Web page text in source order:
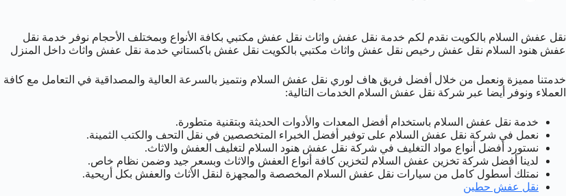
نقل عفش السلام بالكويت نقدم لكم خدمة نقل عفش واثاث نقل عفش مكتبي بكافة الأنواع وبمختلف الأحجام نوفر خدمة نقل
عفش هنود السلام نقل عفش رخيص نقل عفش واثاث مكتبي بالكويت نقل عفش باكستاني خدمة نقل عفش واثاث داخل المنزل
خدمتنا مميزة ونعمل من خلال أفضل فريق هاف لوري نقل عفش السلام ونتميز بالسرعة العالية والمصداقية في التعامل مع كافة
العملاء ونوفر أيضا عبر شركة نقل عفش السلام الخدمات التالية:
خدمة نقل عفش السلام باستخدام أفضل المعدات والأدوات الحديثة وبتقنية متطورة.
نعمل في شركة نقل عفش السلام على توفير أفضل الخبراء المتخصصين في نقل التحف والكتب الثمينة.
نستورد أفضل أنواع مواد التغليف في شركة نقل عفش هنود السلام لتغليف العفش والاثاث.
لدينا أفضل شركة تخزين عفش السلام لتخزين كافة أنواع العفش والاثاث وبسعر جيد وضمن نظام خاص.
نمتلك أسطول كامل من سيارات نقل عفش السلام المخصصة والمجهزة لنقل الأثاث والعفش بكل أريحية.
نقل عفش حطين